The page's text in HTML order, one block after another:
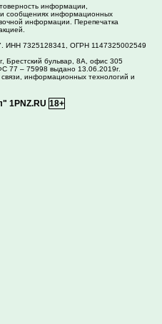
информации,
и сообщениях информационных
информации. Перепечатка
7325128341, ОГРН 1147325002549
Брестский бульвар, 8А, офис 305
77 – 75998 выдано 13.06.2019г.
информационных технологий и
1PNZ.RU 18+